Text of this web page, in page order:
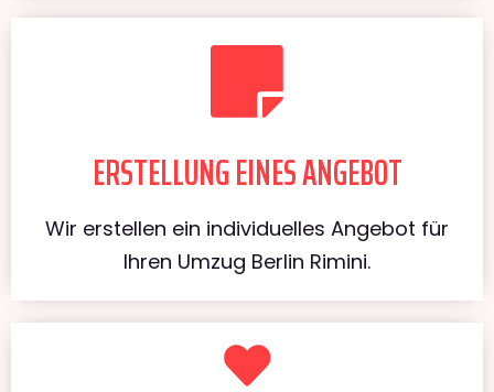
ERSTELLUNG EINES ANGEBOT
Wir erstellen ein individuelles Angebot für
Ihren Umzug Berlin Rimini.